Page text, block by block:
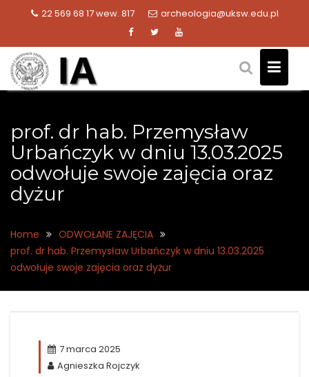
22 569 68 17 wew. 817 archeologia@uksw.edu.pl
prof. dr hab. Przemysław
Urbańczyk w dniu 13.03.2025
odwołuje swoje zajęcia oraz
dyżur
Home
ODWOŁANE ZAJĘCIA
prof. dr hab. Przemysław Urbańczyk w dniu 13.03.2025
odwołuje swoje zajęcia oraz dyżur
7 marca 2025
Agnieszka Rojczyk